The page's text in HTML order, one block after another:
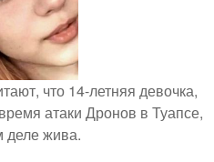
что 14-летняя девочка,
атаки Дронов в Туапсе,
деле жива.